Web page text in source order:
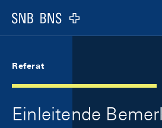
Logo
Referat
Einleitende